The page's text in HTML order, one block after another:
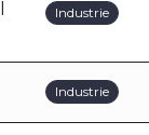
Industrie
Industrie